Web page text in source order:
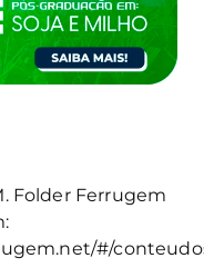
Folder Ferrugem
#/